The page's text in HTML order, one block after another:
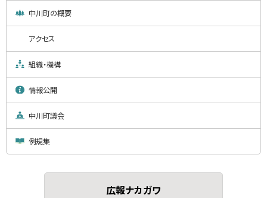
中川町の概要
アクセス
組織・機構
情報公開
中川町議会
例規集
広報ナカガワ